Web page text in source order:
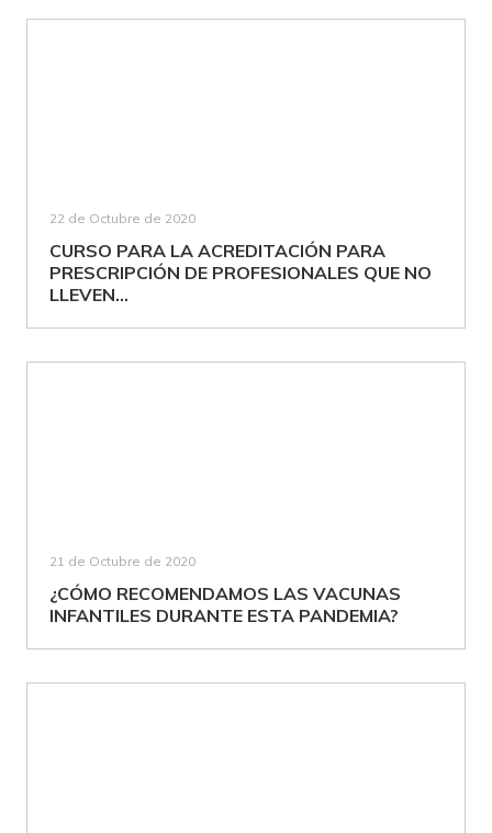
22 de Octubre de 2020
CURSO PARA LA ACREDITACIÓN PARA
PRESCRIPCIÓN DE PROFESIONALES QUE NO
LLEVEN...
21 de Octubre de 2020
¿CÓMO RECOMENDAMOS LAS VACUNAS
INFANTILES DURANTE ESTA PANDEMIA?